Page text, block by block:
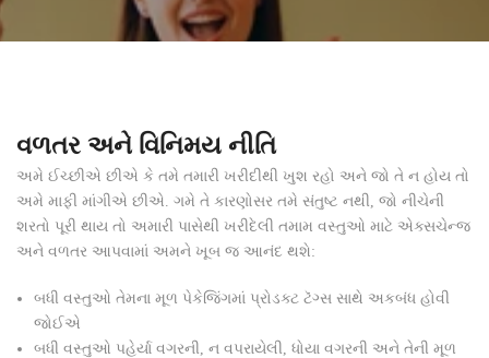
વળતર અને વિનિમય નીતિ
અમે ઈચ્છીએ છીએ કે તમે તમારી ખરીદીથી ખુશ રહો અને જો તે ન હોય તો
અમે માફી માંગીએ છીએ. ગમે તે કારણોસર તમે સંતુષ્ટ નથી, જો નીચેની
શરતો પૂરી થાય તો અમારી પાસેથી ખરીદેલી તમામ વસ્તુઓ માટે એક્સચેન્જ
અને વળતર આપવામાં અમને ખૂબ જ આનંદ થશે:
બધી વસ્તુઓ તેમના મૂળ પેકેજિંગમાં પ્રોડક્ટ ટૅગ્સ સાથે અકબંધ હોવી
જોઈએ
બધી વસ્તુઓ પહેર્યા વગરની, ન વપરાયેલી, ધોયા વગરની અને તેની મૂળ